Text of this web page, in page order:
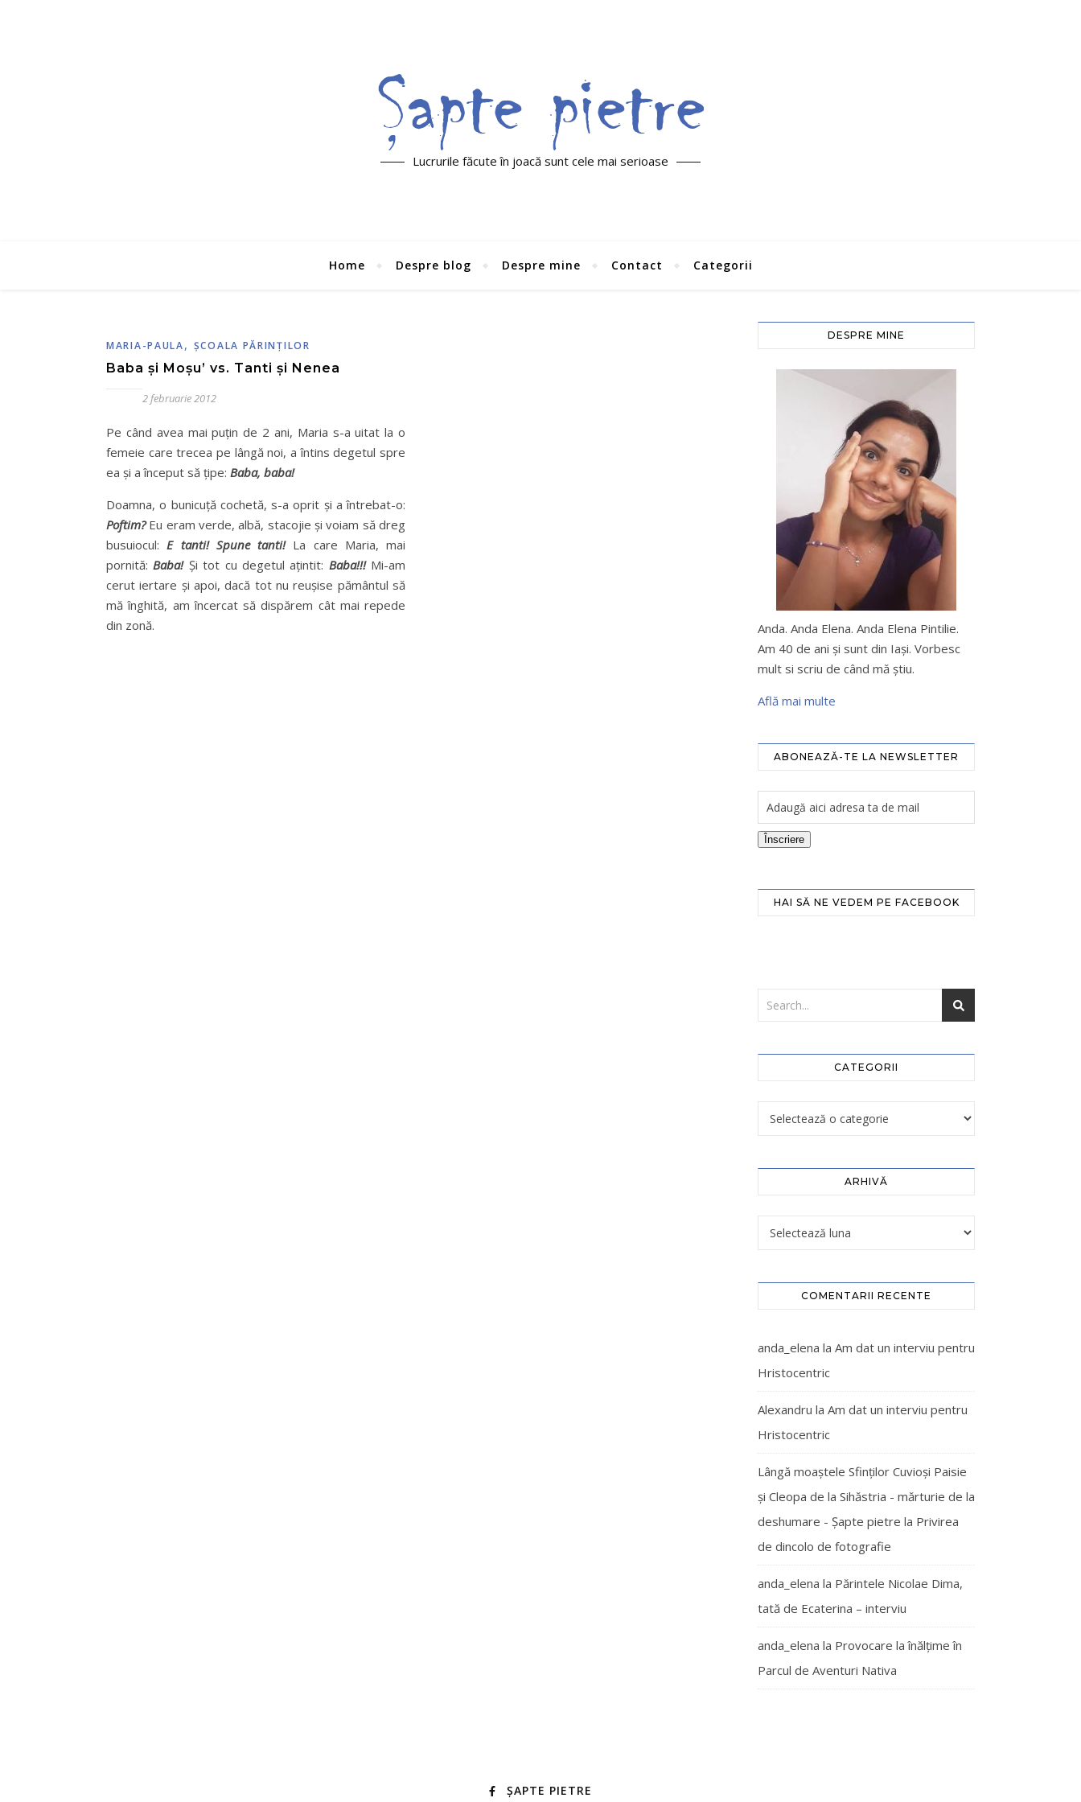
Lucrurile făcute în joacă sunt cele mai serioase
Home Despre blog Despre mine Contact Categorii
MARIA-PAULA, ŞCOALA PĂRINŢILOR
Baba şi Moşu’ vs. Tanti şi Nenea
2 februarie 2012
Pe când avea mai puțin de 2 ani, Maria s-a uitat la o
femeie care trecea pe lângă noi, a întins degetul spre
ea şi a început să ţipe: Baba, baba!
Doamna, o bunicuţă cochetă, s-a oprit şi a întrebat-o:
Poftim?Eu eram verde, albă, stacojie şi voiam să dreg
busuiocul:E tanti! Spune tanti!La care Maria, mai
pornită:Baba!Şi tot cu degetul aţintit: Baba!!!Mi-am
cerut iertare şi apoi, dacă tot nu reuşise pământul să
mă înghită, am încercat să dispărem cât mai repede
din zonă.
DESPRE MINE
Anda. Anda Elena. Anda Elena Pintilie.
Am 40 de ani şi sunt din Iaşi. Vorbesc
mult si scriu de când mă ştiu.
Află mai multe
ABONEAZĂ-TE LA NEWSLETTER
Înscriere
HAI SĂ NE VEDEM PE FACEBOOK
CATEGORII
ARHIVĂ
COMENTARII RECENTE
anda_elena la Am dat un interviu pentru
Hristocentric
Alexandru la Am dat un interviu pentru
Hristocentric
Lângă moaștele Sfinților Cuvioși Paisie
și Cleopa de la Sihăstria - mărturie de la
deshumare - Şapte pietre la Privirea
de dincolo de fotografie
anda_elena la Părintele Nicolae Dima,
tată de Ecaterina – interviu
anda_elena la Provocare la înălțime în
Parcul de Aventuri Nativa
ȘAPTE PIETRE